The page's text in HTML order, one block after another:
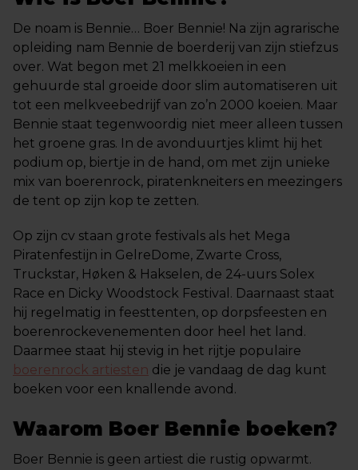
De noam is Bennie… Boer Bennie! Na zijn agrarische
opleiding nam Bennie de boerderij van zijn stiefzus
over. Wat begon met 21 melkkoeien in een
gehuurde stal groeide door slim automatiseren uit
tot een melkveebedrijf van zo’n 2000 koeien. Maar
Bennie staat tegenwoordig niet meer alleen tussen
het groene gras. In de avonduurtjes klimt hij het
podium op, biertje in de hand, om met zijn unieke
mix van boerenrock, piratenkneiters en meezingers
de tent op zijn kop te zetten.
Op zijn cv staan grote festivals als het Mega
Piratenfestijn in GelreDome, Zwarte Cross,
Truckstar, Høken & Hakselen, de 24-uurs Solex
Race en Dicky Woodstock Festival. Daarnaast staat
hij regelmatig in feesttenten, op dorpsfeesten en
boerenrockevenementen door heel het land.
Daarmee staat hij stevig in het rijtje populaire
boerenrock artiesten die je vandaag de dag kunt
boeken voor een knallende avond.
Waarom Boer Bennie boeken?
Boer Bennie is geen artiest die rustig opwarmt.